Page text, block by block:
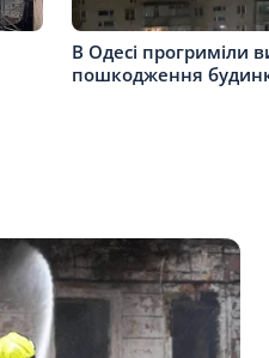
В Одесі прогриміли
пошкодження